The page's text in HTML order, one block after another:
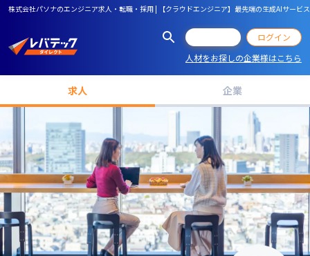
株式会社パソナのエンジニア求人・転職・採用 | 【クラウドエンジニア】最先端の生成AIサー
ログイン
人材をお探しの企業様はこちら
求人 企業